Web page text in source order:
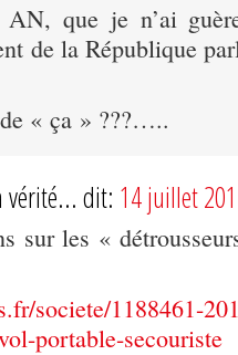
que je n’ai
de la République
« ça » ???…..
vérité... dit: 14 juillet
sur les «
societe/1188461-
portable-secouriste